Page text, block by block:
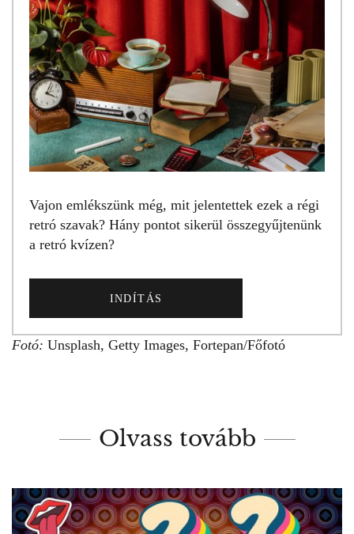
Vajon emlékszünk még, mit jelentettek ezek a régi
retró szavak? Hány pontot sikerül összegyűjtenünk
a retró kvízen?
INDÍTÁS
Fotó: Unsplash, Getty Images, Fortepan/Főfotó
Olvass tovább